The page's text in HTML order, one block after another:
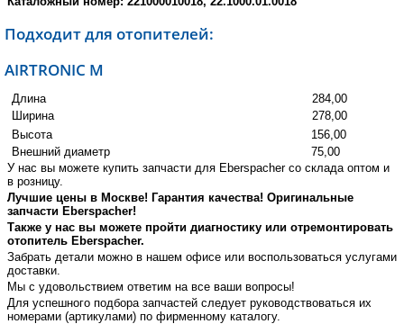
Подходит для отопителей:
AIRTRONIC M
Длина
284,00
Ширина
278,00
Высота
156,00
Внешний диаметр
75,00
У нас вы можете купить запчасти для Eberspacher со склада оптом и
в розницу.
Лучшие цены в Москве! Гарантия качества! Оригинальные
запчасти Eberspacher!
Также у нас вы можете пройти диагностику или отремонтировать
отопитель Eberspacher.
Забрать детали можно в нашем офисе или воспользоваться услугами
доставки.
Мы с удовольствием ответим на все ваши вопросы!
Для успешного подбора запчастей следует руководствоваться их
номерами (артикулами) по фирменному каталогу.